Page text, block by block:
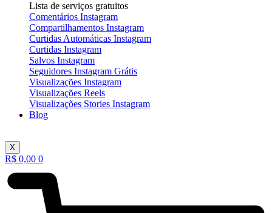
Lista de serviços gratuitos
Comentários Instagram
Compartilhamentos Instagram
Curtidas Automáticas Instagram
Curtidas Instagram
Salvos Instagram
Seguidores Instagram Grátis
Visualizações Instagram
Visualizações Reels
Visualizações Stories Instagram
Blog
X
R$ 0,00 0